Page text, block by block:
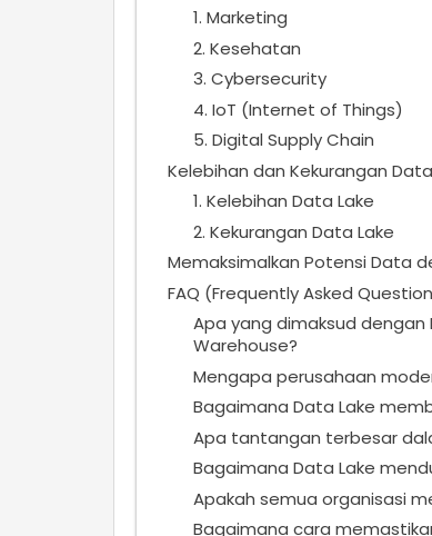
1. Marketing
2. Kesehatan
3. Cybersecurity
4. IoT (Internet of Things)
5. Digital Supply Chain
Kelebihan dan Kekurangan
1. Kelebihan Data Lake
2. Kekurangan Data Lake
Memaksimalkan Potensi Data
FAQ (Frequently Asked
Apa yang dimaksud
Warehouse?
Mengapa perusahaan
Bagaimana Data Lake
Apa tantangan terbesar
Bagaimana Data Lake
Apakah semua organisasi
Bagaimana cara